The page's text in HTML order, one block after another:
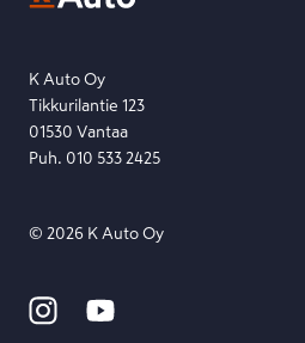
Etsi toimipiste
K Auto Oy
Tikkurilantie 123
01530 Vantaa
Puh. 010 533 2425
© 2026 K Auto Oy